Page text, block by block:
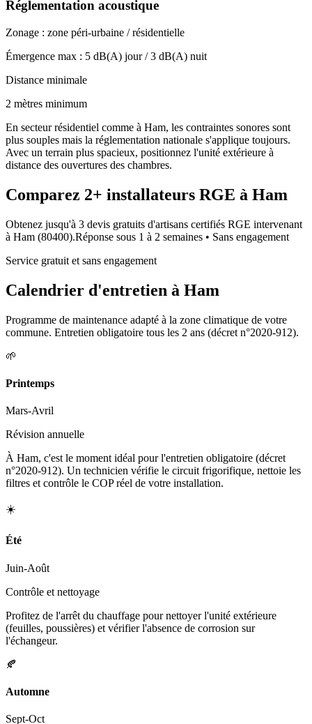
Réglementation acoustique
Zonage : zone péri-urbaine / résidentielle
Émergence max : 5 dB(A) jour /3 dB(A) nuit
Distance minimale
2 mètres minimum
En secteur résidentiel comme à Ham, les contraintes sonores sont
plus souples mais la réglementation nationale s'applique toujours.
Avec un terrain plus spacieux, positionnez l'unité extérieure à
distance des ouvertures des chambres.
Comparez 2+ installateurs RGE à Ham
Obtenez jusqu'à 3 devis gratuits d'artisans certifiés RGE intervenant
à Ham (80400).Réponse sous 1 à 2 semaines • Sans engagement
Service gratuit et sans engagement
Calendrier d'entretien à Ham
Programme de maintenance adapté à la zone climatique de votre
commune. Entretien obligatoire tous les 2 ans (décret n°2020-912).
🌱
Printemps
Mars-Avril
Révision annuelle
À Ham, c'est le moment idéal pour l'entretien obligatoire (décret
n°2020-912). Un technicien vérifie le circuit frigorifique, nettoie les
filtres et contrôle le COP réel de votre installation.
☀️
Été
Juin-Août
Contrôle et nettoyage
Profitez de l'arrêt du chauffage pour nettoyer l'unité extérieure
(feuilles, poussières) et vérifier l'absence de corrosion sur
l'échangeur.
🍂
Automne
Sept-Oct